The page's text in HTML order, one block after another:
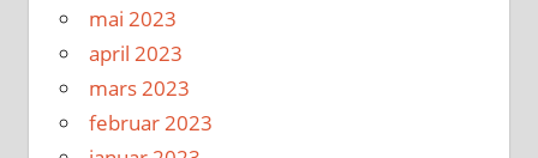
mai 2023
april 2023
mars 2023
februar 2023